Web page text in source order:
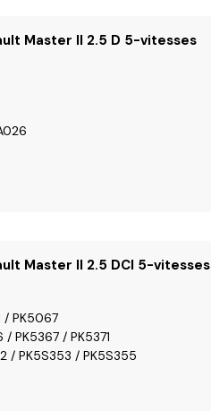
Master II 2.5 D 5-vitesses
Master II 2.5 DCI 5-vitesses
/ PK5067
PK5367 / PK5371
/ PK5S353 / PK5S355